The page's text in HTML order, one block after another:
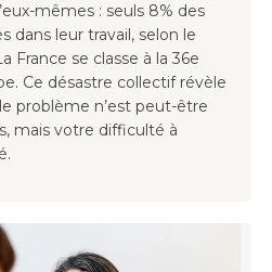
mêmes : seuls 8% des
dans leur travail, selon le
France se classe à la 36e
Ce désastre collectif révèle
problème n’est peut-être
mais votre difficulté à